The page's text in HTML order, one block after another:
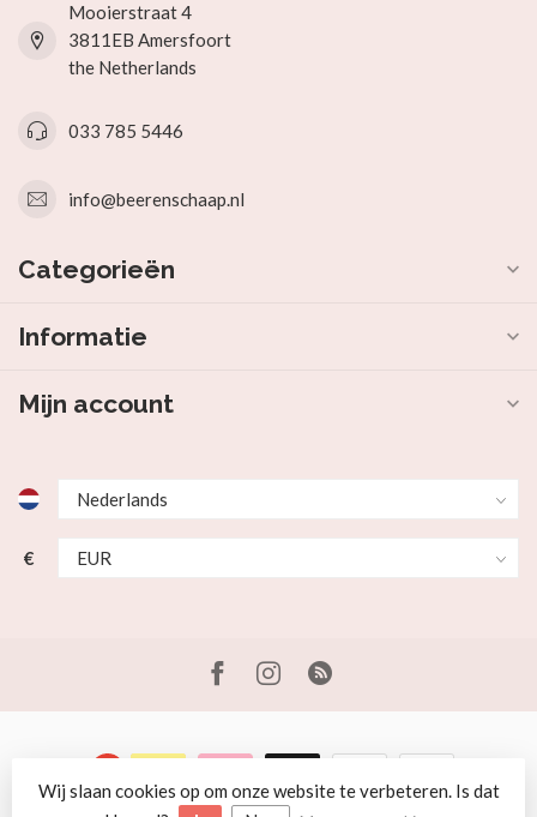
Mooierstraat 4
3811EB Amersfoort
the Netherlands
033 785 5446
info@beerenschaap.nl
Categorieën
Informatie
Mijn account
€
Wij slaan cookies op om onze website te verbeteren. Is dat